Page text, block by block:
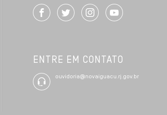
ENTRE EM CONTATO
ouvidoria@novaiguacu.rj.gov.br